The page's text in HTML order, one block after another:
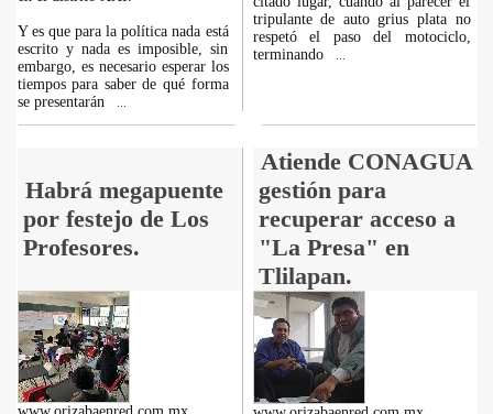
Y es que para la política nada está
escrito y nada es imposible, sin
embargo, es necesario esperar los
tiempos para saber de qué forma
se presentarán
tripulante de auto grius plata no
respetó el paso del motociclo,
terminando
Habrá megapuente
por festejo de Los
Profesores.
Atiende CONAGUA
gestión para
recuperar acceso a
"La Presa" en
Tlilapan.